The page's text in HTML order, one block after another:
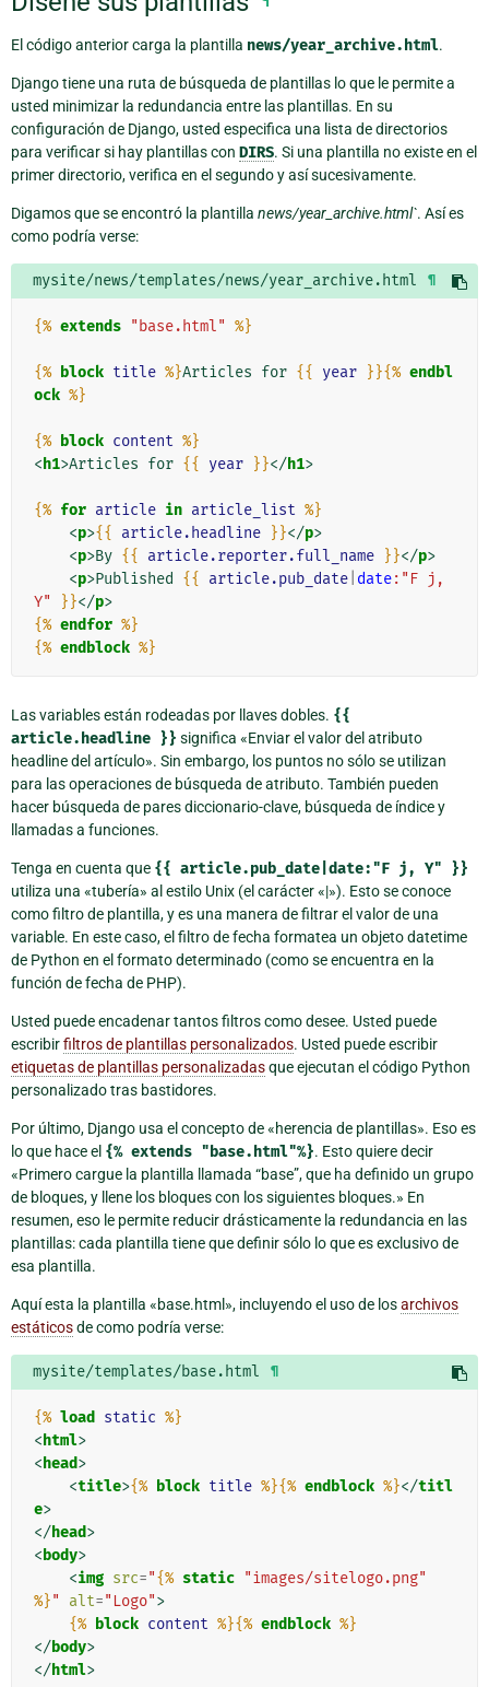
El código anterior carga la plantilla news/year_archive.html.
Django tiene una ruta de búsqueda de plantillas lo que le permite a
usted minimizar la redundancia entre las plantillas. En su
configuración de Django, usted especifica una lista de directorios
para verificar si hay plantillas con DIRS. Si una plantilla no existe en el
primer directorio, verifica en el segundo y así sucesivamente.
Digamos que se encontró la plantilla news/year_archive.html`. Así es
como podría verse:
mysite/news/templates/news/year_archive.html ¶
{% extends "base.html" %}
{% block title %}Articles for {{ year }}{% endbl
ock %}
{% block content %}
<h1>Articles for {{ year }}</h1>
{% for article in article_list %}
<p>{{ article.headline }}</p>
<p>By {{ article.reporter.full_name }}</p>
<p>Published {{ article.pub_date date:"F j,
Y"
}}</p>
{% endfor %}
{% endblock %}
Las variables están rodeadas por llaves dobles. {{
article.headline }} significa «Enviar el valor del atributo
headline del artículo». Sin embargo, los puntos no sólo se utilizan
para las operaciones de búsqueda de atributo. También pueden
hacer búsqueda de pares diccionario-clave, búsqueda de índice y
llamadas a funciones.
Tenga en cuenta que {{ article.pub_date|date:"F j, Y" }}
utiliza una «tubería» al estilo Unix (el carácter «|»). Esto se conoce
como filtro de plantilla, y es una manera de filtrar el valor de una
variable. En este caso, el filtro de fecha formatea un objeto datetime
de Python en el formato determinado (como se encuentra en la
función de fecha de PHP).
Usted puede encadenar tantos filtros como desee. Usted puede
escribirfiltros de plantillas personalizados. Usted puede escribir
etiquetas de plantillas personalizadasque ejecutan el código Python
personalizado tras bastidores.
Por último, Django usa el concepto de «herencia de plantillas». Eso es
lo que hace el {% extends "base.html"%}. Esto quiere decir
«Primero cargue la plantilla llamada “base”, que ha definido un grupo
de bloques, y llene los bloques con los siguientes bloques.» En
resumen, eso le permite reducir drásticamente la redundancia en las
plantillas: cada plantilla tiene que definir sólo lo que es exclusivo de
esa plantilla.
Aquí esta la plantilla «base.html», incluyendo el uso de losarchivos
estáticosde como podría verse:
mysite/templates/base.html ¶
{% load static %}
<html>
<head>
<title>{% block title %}{% endblock %}</titl
e>
</head>
<body>
<img src="{% static "images/sitelogo.png"
%}" alt="Logo">
{% block content %}{% endblock %}
</body>
</html>